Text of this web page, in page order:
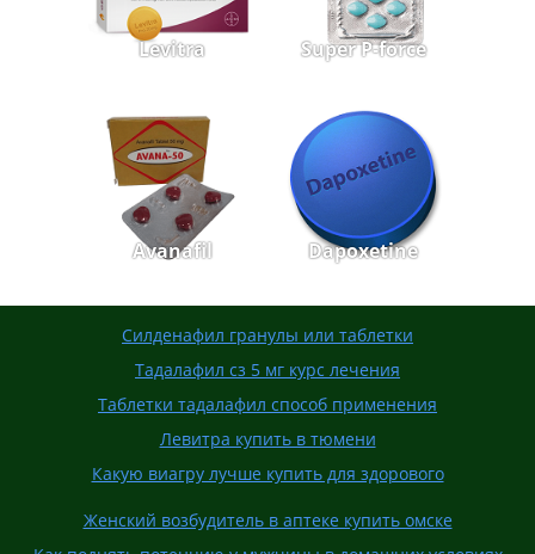
Levitra Super P-force
Avanafil Dapoxetine
Силденафил гранулы или таблетки
Тадалафил сз 5 мг курс лечения
Таблетки тадалафил способ применения
Левитра купить в тюмени
Какую виагру лучше купить для здорового
Женский возбудитель в аптеке купить омске